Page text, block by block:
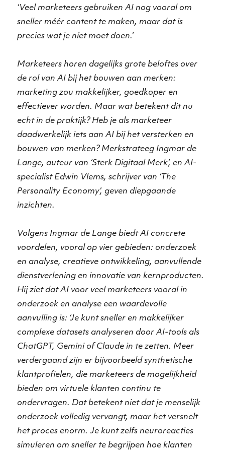
‘Veel marketeers gebruiken AI nog vooral om
sneller méér content te maken, maar dat is
precies wat je níet moet doen.’
Marketeers horen dagelijks grote beloftes over
de rol van AI bij het bouwen aan merken:
marketing zou makkelijker, goedkoper en
effectiever worden. Maar wat betekent dit nu
echt in de praktijk? Heb je als marketeer
daadwerkelijk iets aan AI bij het versterken en
bouwen van merken? Merkstrateeg Ingmar de
Lange, auteur van ‘Sterk Digitaal Merk’, en AI-
specialist Edwin Vlems, schrijver van ‘The
Personality Economy’, geven diepgaande
inzichten.
Volgens Ingmar de Lange biedt AI concrete
voordelen, vooral op vier gebieden: onderzoek
en analyse, creatieve ontwikkeling, aanvullende
dienstverlening en innovatie van kernproducten.
Hij ziet dat AI voor veel marketeers vooral in
onderzoek en analyse een waardevolle
aanvulling is: ‘Je kunt sneller en makkelijker
complexe datasets analyseren door AI-tools als
ChatGPT, Gemini of Claude in te zetten. Meer
verdergaand zijn er bijvoorbeeld synthetische
klantprofielen, die marketeers de mogelijkheid
bieden om virtuele klanten continu te
ondervragen. Dat betekent niet dat je menselijk
onderzoek volledig vervangt, maar het versnelt
het proces enorm. Je kunt zelfs neuroreacties
simuleren om sneller te begrijpen hoe klanten